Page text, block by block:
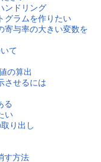
ンドリング
グラムを作りたい
寄与率の大きい変数を
て
の算出
させるには
る
い
り出し
す方法